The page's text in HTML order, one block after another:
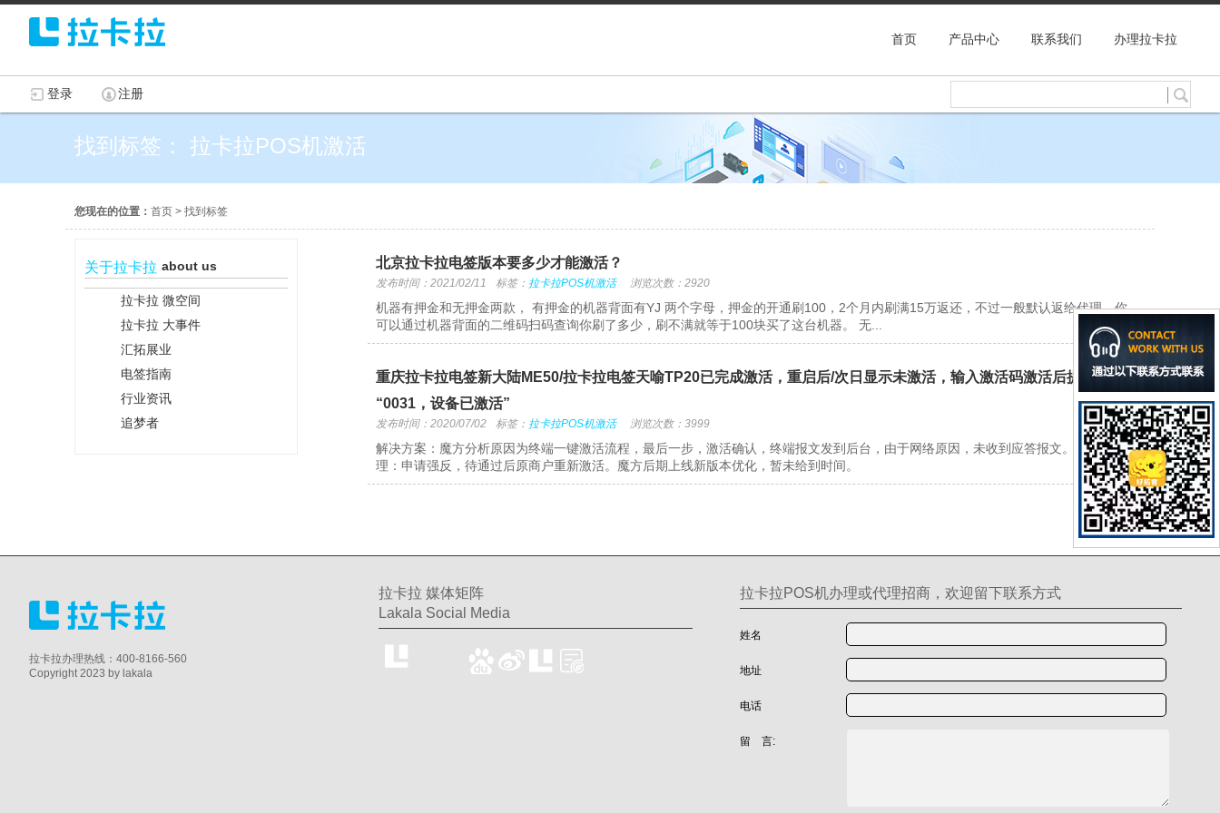
首页 产品中心 联系我们 办理拉卡拉
登录 注册
找到标签： 拉卡拉POS机激活
您现在的位置： 首页 > 找到标签
关于拉卡拉 about us
拉卡拉 微空间
拉卡拉 大事件
汇拓展业
电签指南
行业资讯
追梦者
北京拉卡拉电签版本要多少才能激活？
发布时间：2021/02/11 标签： 拉卡拉POS机激活 浏览次数：2920
机器有押金和无押金两款， 有押金的机器背面有YJ 两个字母，押金的开通刷100，2个月内刷满15万返还，不过一般默认返给代理，你
可以通过机器背面的二维码扫码查询你刷了多少，刷不满就等于100块买了这台机器。 无...
重庆拉卡拉电签新大陆ME50/拉卡拉电签天喻TP20已完成激活，重启后/次日显示未激活，输入激活码激活后提示
“0031，设备已激活”
发布时间：2020/07/02 标签： 拉卡拉POS机激活 浏览次数：3999
解决方案：魔方分析原因为终端一键激活流程，最后一步，激活确认，终端报文发到后台，由于网络原因，未收到应答报文。 推荐处
理：申请强反，待通过后原商户重新激活。魔方后期上线新版本优化，暂未给到时间。
拉卡拉办理热线：400-8166-560
Copyright 2023 by lakala
拉卡拉 媒体矩阵
Lakala Social Media
拉卡拉POS机办理或代理招商，欢迎留下联系方式
姓名
地址
电话
留 言: